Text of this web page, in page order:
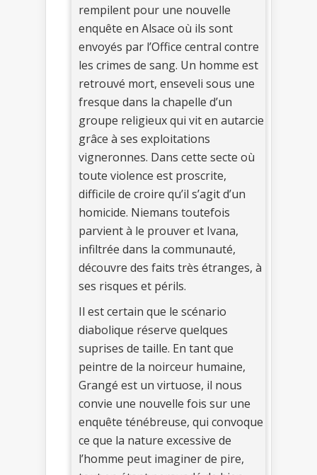
rempilent pour une nouvelle
enquête en Alsace où ils sont
envoyés par l’Office central contre
les crimes de sang. Un homme est
retrouvé mort, enseveli sous une
fresque dans la chapelle d’un
groupe religieux qui vit en autarcie
grâce à ses exploitations
vigneronnes. Dans cette secte où
toute violence est proscrite,
difficile de croire qu’il s’agit d’un
homicide. Niemans toutefois
parvient à le prouver et Ivana,
infiltrée dans la communauté,
découvre des faits très étranges, à
ses risques et périls.
Il est certain que le scénario
diabolique réserve quelques
suprises de taille. En tant que
peintre de la noirceur humaine,
Grangé est un virtuose, il nous
convie une nouvelle fois sur une
enquête ténébreuse, qui convoque
ce que la nature excessive de
l’homme peut imaginer de pire,